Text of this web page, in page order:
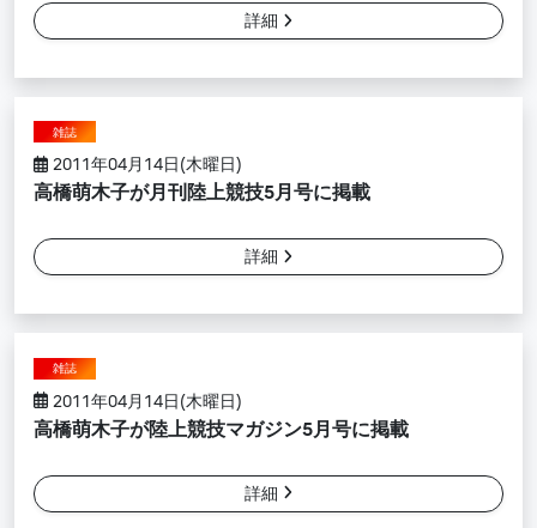
詳細
雑誌
2011年04月14日(木曜日)
高橋萌木子が月刊陸上競技5月号に掲載
詳細
雑誌
2011年04月14日(木曜日)
高橋萌木子が陸上競技マガジン5月号に掲載
詳細